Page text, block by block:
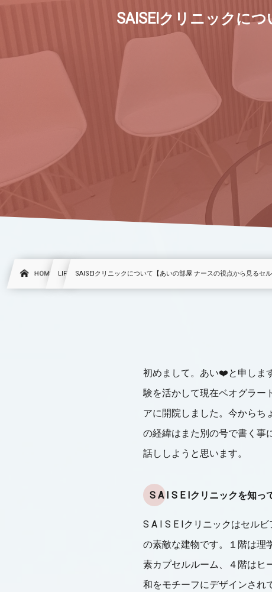
SAISEIクリニックに
HOME LIFE SAISEIクリニックについて【あいの部屋 ナースの視点から見るセル
初めまして。あい❤️と申しま
験を活かして現在ベオグラー
アに開院しました。今からち
の経緯はまた別の号で書く事
話ししようと思います。
S A I S E Iクリニックを知っ
S A I S E Iクリニックはセル
の素敵な建物です。１階は理
素カプセルルーム、４階はヒ
和をモチーフにデザインされ